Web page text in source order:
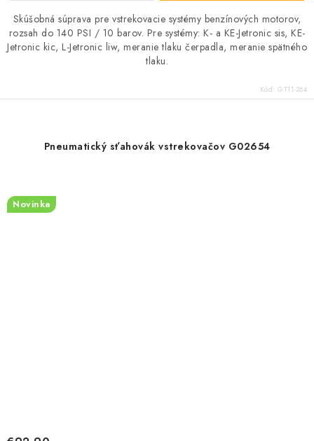
Skúšobná súprava pre vstrekovacie systémy benzínových motorov,
rozsah do 140 PSI / 10 barov. Pre systémy: K- a KE-Jetronic sis, KE-
Jetronic kic, L-Jetronic liw, meranie tlaku čerpadla, meranie spätného
tlaku.
Kód: GT11-264
Pneumatický sťahovák vstrekovačov G02654
Novinka